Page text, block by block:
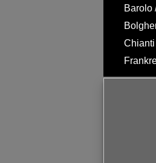
Barolo
Chianti